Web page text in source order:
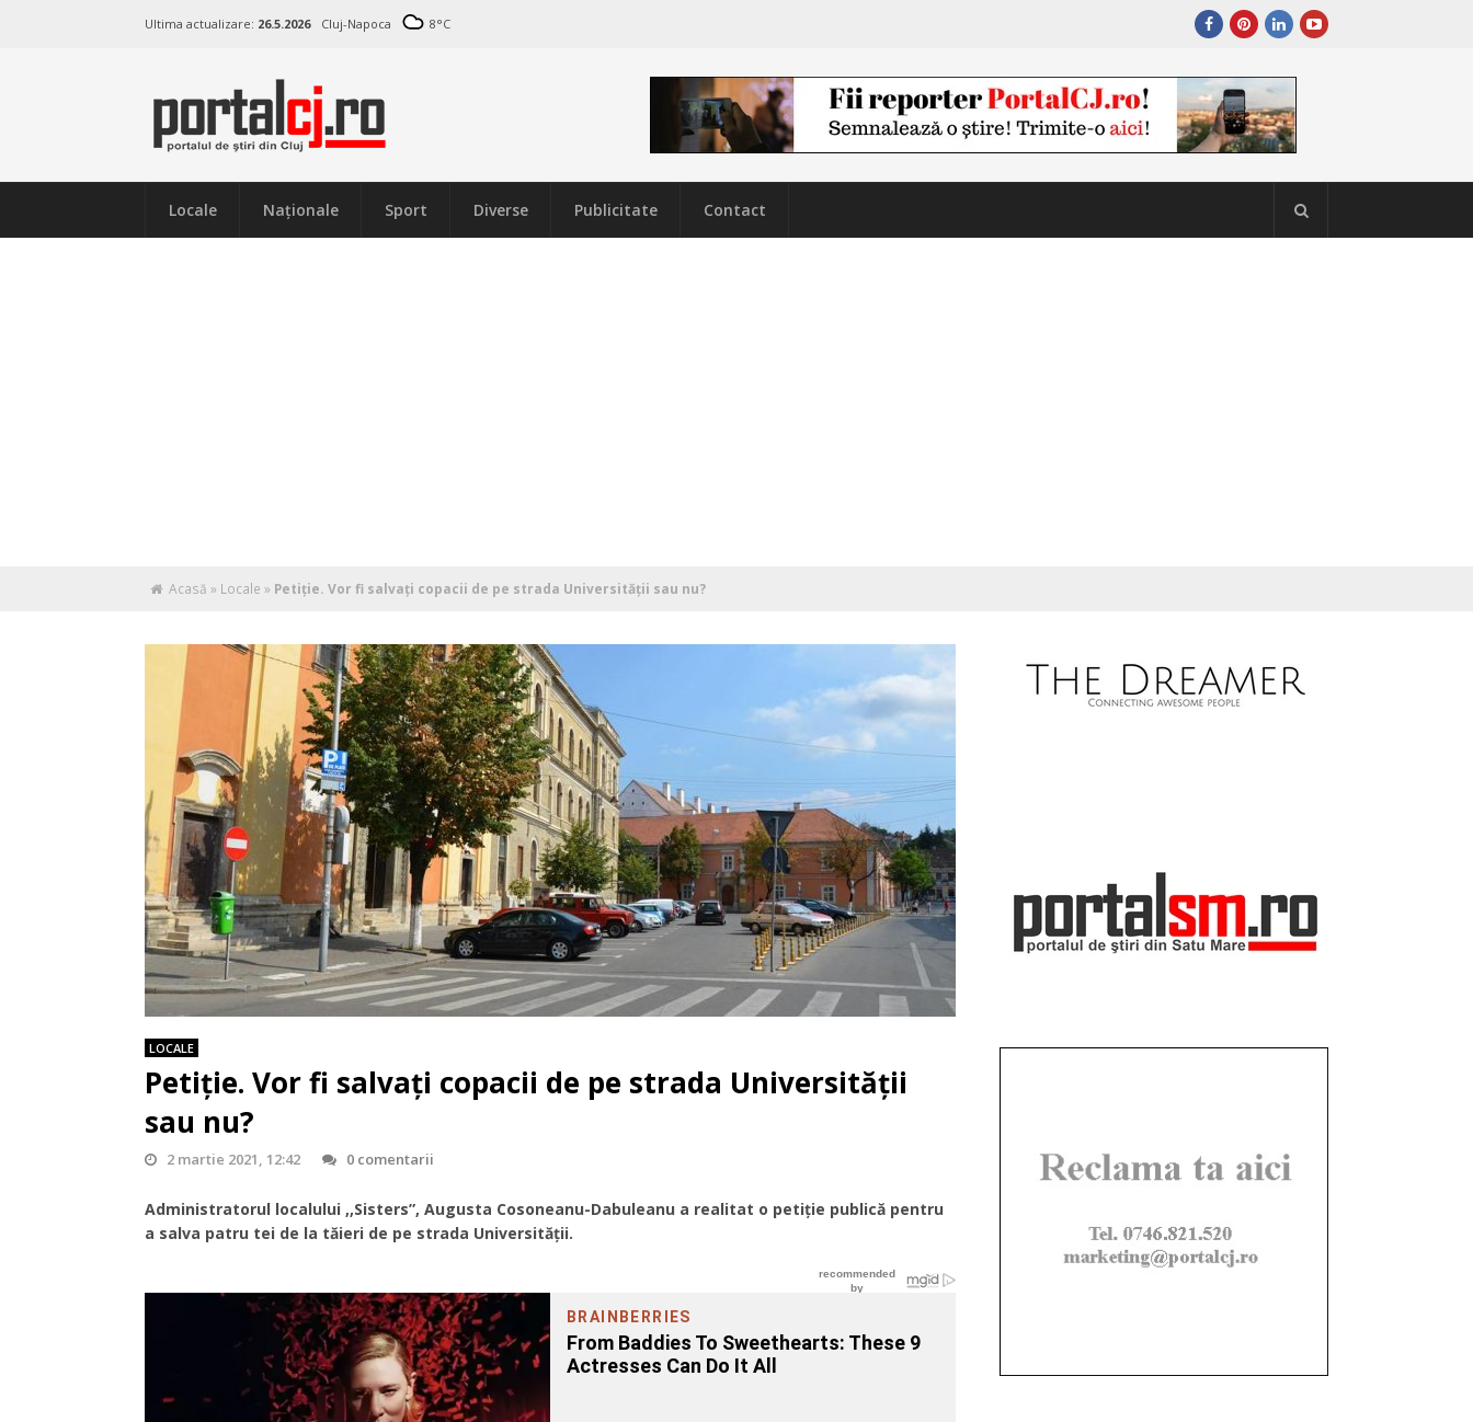
Ultima actualizare: 26.5.2026 Cluj-Napoca 8°C
Locale Naţionale Sport Diverse Publicitate Contact
Acasă » Locale » Petiție. Vor fi salvați copacii de pe strada Universității sau nu?
LOCALE
Petiție. Vor fi salvați copacii de pe strada Universității
sau nu?
2 martie 2021, 12:42 0 comentarii
Administratorul localului ,,Sisters”, Augusta Cosoneanu-Dabuleanu a realitat o petiție publică pentru
a salva patru tei de la tăieri de pe strada Universității.